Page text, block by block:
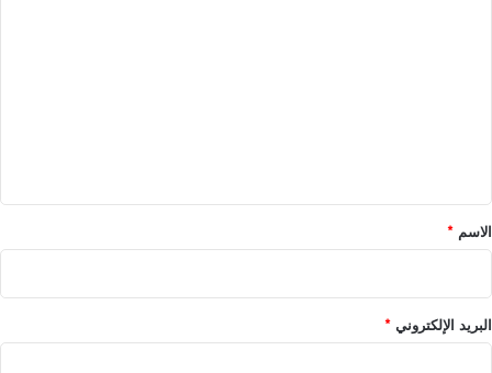
*
الاسم *
البريد الإلكتروني *